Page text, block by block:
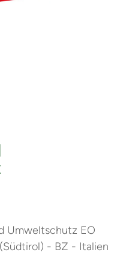
Umweltschutz EO
- BZ - Italien